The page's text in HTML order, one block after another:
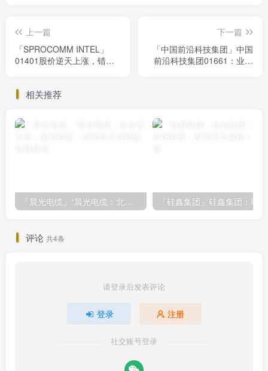
上一篇
「SPROCOMM INTEL」
01401股价逆天上涨，错过
下一篇
「中国前沿科技集团」中国
前沿科技集团01661：业绩
相关推荐
「晨光电缆」“晨光电缆：北交所上市，盈利稳定，但面临行业挑战
评论 共4条
请登录后发表评论
登录 注册
社交账号登录